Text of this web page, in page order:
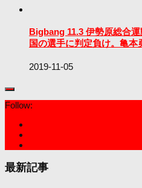
Bigbang 11.3 伊勢原総合
国の選手に判定負け。亀本
2019-11-05
Follow:
最新記事